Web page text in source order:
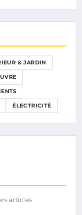
& JARDIN
ÉLECTRICITÉ
articles